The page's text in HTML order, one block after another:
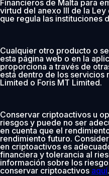
Financieros de Malta para
virtud del anexo III de la
que regula las instituciones
Cualquier otro producto o
esta página web o en la
proporciona a través de
está dentro de los servicios
Limited o Foris MT Limited.
Conservar criptoactivos u
riesgos y puede no ser
en cuenta que el
rendimiento futuro.
en criptoactivos es
financiera y tolerancia al
información sobre los
conservar criptoactivos aquí.